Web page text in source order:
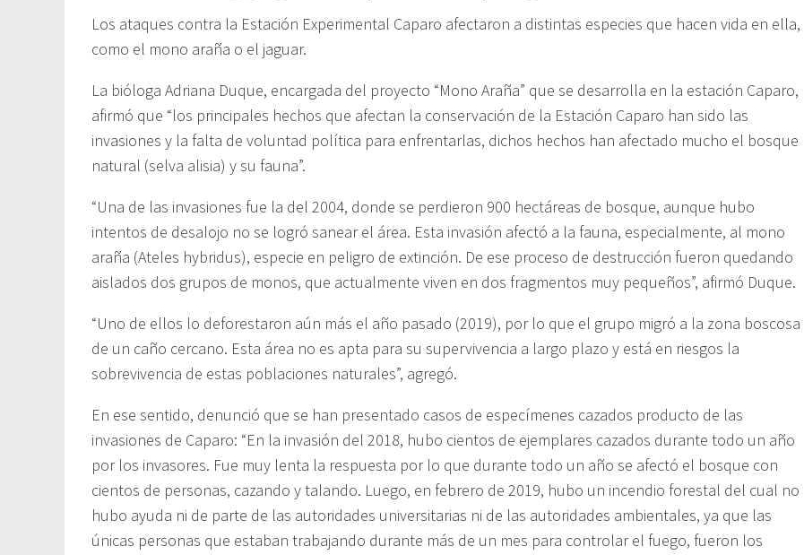
Los ataques contra la Estación Experimental Caparo afectaron a distintas especies que hacen vida en ella,
como el mono araña o el jaguar.
La bióloga Adriana Duque, encargada del proyecto “Mono Araña” que se desarrolla en la estación Caparo,
afirmó que “los principales hechos que afectan la conservación de la Estación Caparo han sido las
invasiones y la falta de voluntad política para enfrentarlas, dichos hechos han afectado mucho el bosque
natural (selva alisia) y su fauna”.
“Una de las invasiones fue la del 2004, donde se perdieron 900 hectáreas de bosque, aunque hubo
intentos de desalojo no se logró sanear el área. Esta invasión afectó a la fauna, especialmente, al mono
araña (Ateles hybridus), especie en peligro de extinción. De ese proceso de destrucción fueron quedando
aislados dos grupos de monos, que actualmente viven en dos fragmentos muy pequeños”, afirmó Duque.
“Uno de ellos lo deforestaron aún más el año pasado (2019), por lo que el grupo migró a la zona boscosa
de un caño cercano. Esta área no es apta para su supervivencia a largo plazo y está en riesgos la
sobrevivencia de estas poblaciones naturales”, agregó.
En ese sentido, denunció que se han presentado casos de especímenes cazados producto de las
invasiones de Caparo: “En la invasión del 2018, hubo cientos de ejemplares cazados durante todo un año
por los invasores. Fue muy lenta la respuesta por lo que durante todo un año se afectó el bosque con
cientos de personas, cazando y talando. Luego, en febrero de 2019, hubo un incendio forestal del cual no
hubo ayuda ni de parte de las autoridades universitarias ni de las autoridades ambientales, ya que las
únicas personas que estaban trabajando durante más de un mes para controlar el fuego, fueron los